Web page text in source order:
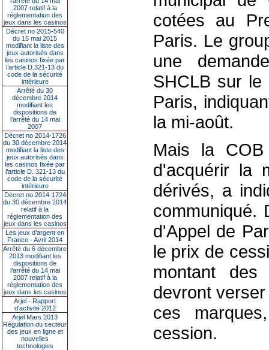
2007 relatif à la
réglementation des
jeux dans les casinos
Décret no 2015-540
du 15 mai 2015
modifiant la liste des
jeux autorisés dans
les casinos fixée par
l’article D.321-13 du
code de la sécurité
intérieure
Arrêté du 30
décembre 2014
modifiant les
dispositions de
l’arrêté du 14 mai
2007
Décret no 2014-1726
du 30 décembre 2014
modifiant la liste des
jeux autorisés dans
les casinos fixée par
l’article D. 321-13 du
code de la sécurité
intérieure
Décret no 2014-1724
du 30 décembre 2014
relatif à la
réglementation des
jeux dans les casinos
Les jeux d’argent en
France - Avril 2014
Arrêté du 6 décembre
2013 modifiant les
dispositions de
l’arrêté du 14 mai
2007 relatif à la
réglementation des
jeux dans les casinos
Arjel - Rapport
d'activité 2012
Arjel Mars 2013
Régulation du secteur
des jeux en ligne et
nouvelles
technologies
cotées au
Paris. Le
une
SHCLB sur
Paris,
la mi-août.
Mais la
d'acquérir la
dérivés, a
communiqué.
d'Appel de
le prix de
montant
devront
ces
cession.